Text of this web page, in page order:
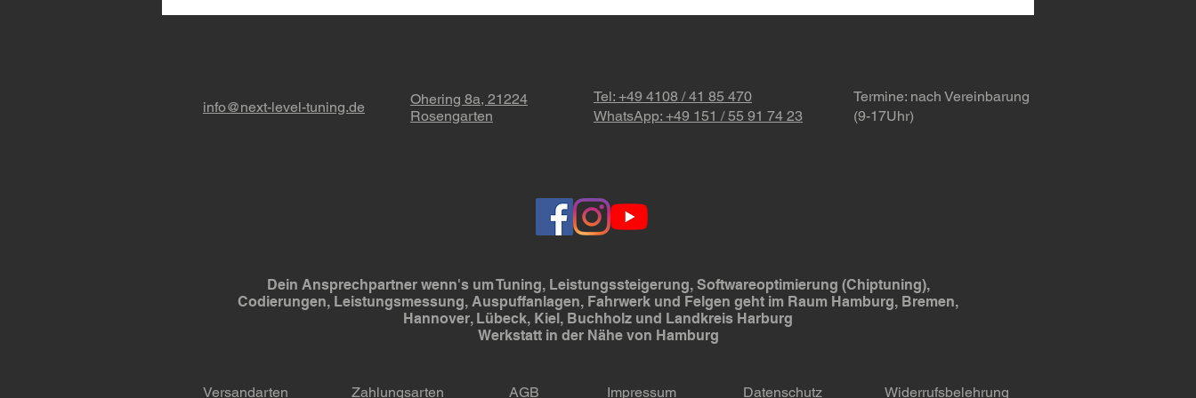
info@next-level-tuning.de
Ohering 8a, 21224
Rosengarten
Tel: +49 4108 / 41 85 470
WhatsApp: +49 151 / 55 91 74 23
Termine: nach Vereinbarung
(9-17Uhr)
Dein Ansprechpartner wenn's um Tuning, Leistungssteigerung, Softwareoptimierung (Chiptuning),
Codierungen, Leistungsmessung, Auspuffanlagen, Fahrwerk und Felgen geht im Raum Hamburg, Bremen,
Hannover, Lübeck, Kiel, Buchholz und Landkreis Harburg
Werkstatt in der Nähe von Hamburg
Versandarten Zahlungsarten AGB Impressum Datenschutz Widerrufsbelehrung